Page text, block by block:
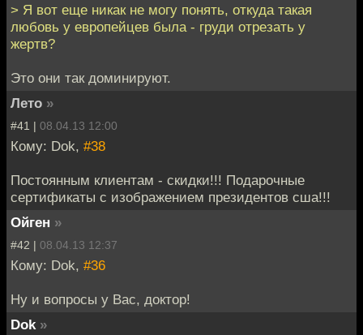
> Я вот еще никак не могу понять, откуда такая
любовь у европейцев была - груди отрезать у
жертв?
Это они так доминируют.
Лето »
#41 | 08.04.13 12:00
Кому: Dok, #38
Постоянным клиентам - скидки!!! Подарочные
сертификаты с изображением президентов сша!!!
Ойген »
#42 | 08.04.13 12:37
Кому: Dok, #36
Ну и вопросы у Вас, доктор!
Dok »